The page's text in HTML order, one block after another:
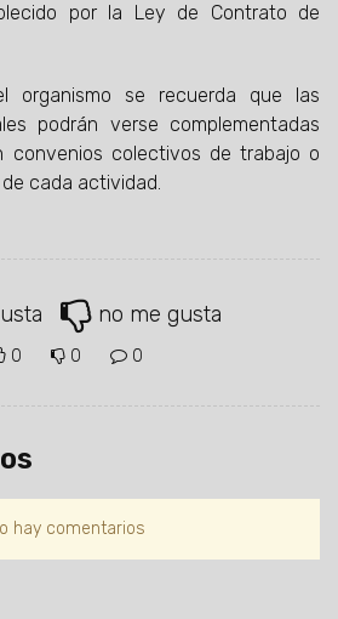
por la Ley de Contrato de
organismo se recuerda que las
podrán verse complementadas
convenios colectivos de trabajo o
cada actividad.
no me gusta
0 0 0
hay comentarios